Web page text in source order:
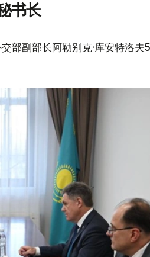
书长
部副部长阿勒别克·库安特洛夫